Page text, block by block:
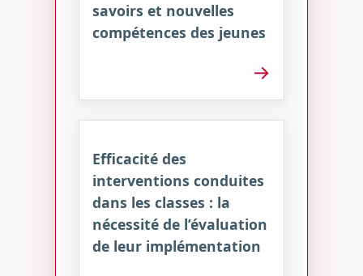
savoirs et nouvelles
compétences des jeunes
→
Efficacité des
interventions conduites
dans les classes : la
nécessité de l’évaluation
de leur implémentation